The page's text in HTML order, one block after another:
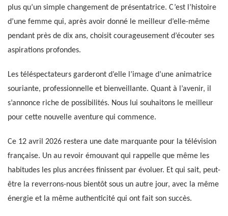
plus qu’un simple changement de présentatrice. C’est l’histoire
d’une femme qui, après avoir donné le meilleur d’elle-même
pendant près de dix ans, choisit courageusement d’écouter ses
aspirations profondes.
Les téléspectateurs garderont d’elle l’image d’une animatrice
souriante, professionnelle et bienveillante. Quant à l’avenir, il
s’annonce riche de possibilités. Nous lui souhaitons le meilleur
pour cette nouvelle aventure qui commence.
Ce 12 avril 2026 restera une date marquante pour la télévision
française. Un au revoir émouvant qui rappelle que même les
habitudes les plus ancrées finissent par évoluer. Et qui sait, peut-
être la reverrons-nous bientôt sous un autre jour, avec la même
énergie et la même authenticité qui ont fait son succès.